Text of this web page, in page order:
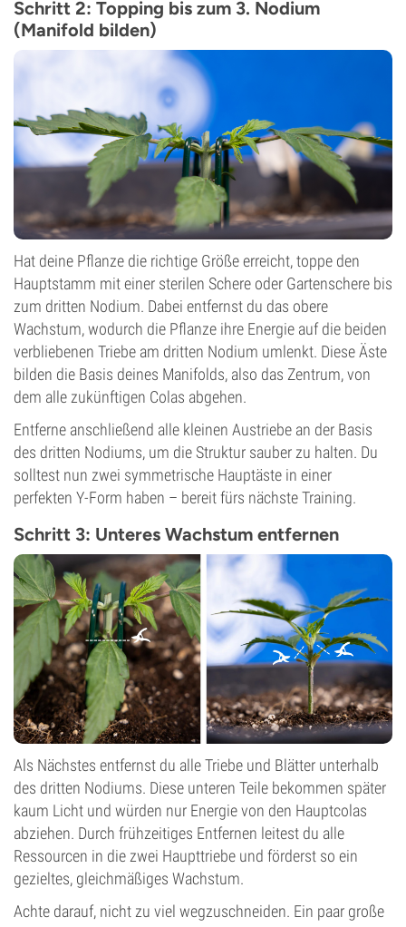
Schritt 2: Topping bis zum 3. Nodium
(Manifold bilden)
Hat deine Pflanze die richtige Größe erreicht, toppe den
Hauptstamm mit einer sterilen Schere oder Gartenschere bis
zum dritten Nodium. Dabei entfernst du das obere
Wachstum, wodurch die Pflanze ihre Energie auf die beiden
verbliebenen Triebe am dritten Nodium umlenkt. Diese Äste
bilden die Basis deines Manifolds, also das Zentrum, von
dem alle zukünftigen Colas abgehen.
Entferne anschließend alle kleinen Austriebe an der Basis
des dritten Nodiums, um die Struktur sauber zu halten. Du
solltest nun zwei symmetrische Hauptäste in einer
perfekten Y-Form haben – bereit fürs nächste Training.
Schritt 3: Unteres Wachstum entfernen
Als Nächstes entfernst du alle Triebe und Blätter unterhalb
des dritten Nodiums. Diese unteren Teile bekommen später
kaum Licht und würden nur Energie von den Hauptcolas
abziehen. Durch frühzeitiges Entfernen leitest du alle
Ressourcen in die zwei Haupttriebe und förderst so ein
gezieltes, gleichmäßiges Wachstum.
Achte darauf, nicht zu viel wegzuschneiden. Ein paar große